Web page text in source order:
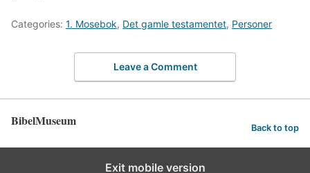
Categories: 1. Mosebok, Det gamle testamentet, Personer
Leave a Comment
BibelMuseum Back to top
Exit mobile version